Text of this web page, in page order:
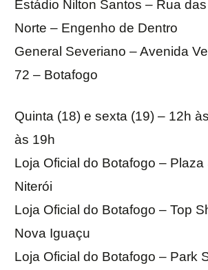
Estádio Nilton Santos – Rua
Norte – Engenho de Dentro
General Severiano – Avenida
72 – Botafogo
Quinta (18) e sexta (19) – 12h
às 19h
Loja Oficial do Botafogo –
Niterói
Loja Oficial do Botafogo – Top
Nova Iguaçu
Loja Oficial do Botafogo – Park